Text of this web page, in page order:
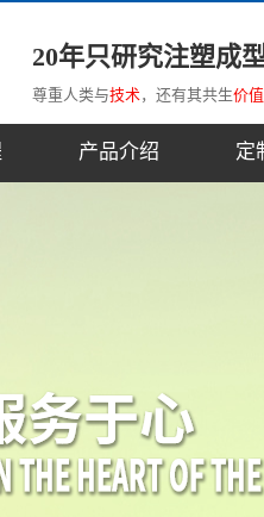
20年只研究注塑成
尊重人类与技术，还有其共生价值
产品介绍 定